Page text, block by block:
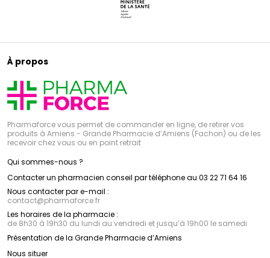
À propos
Pharmaforce vous permet de commander en ligne, de retirer vos
produits à Amiens - Grande Pharmacie d’Amiens (Fachon) ou de les
recevoir chez vous ou en point retrait
Qui sommes-nous ?
Contacter un pharmacien conseil par téléphone au 03 22 71 64 16
Nous contacter par e-mail :
contact@pharmaforce.fr
Les horaires de la pharmacie :
de 8h30 à 19h30 du lundi au vendredi et jusqu’à 19h00 le samedi
Présentation de la Grande Pharmacie d’Amiens
Nous situer